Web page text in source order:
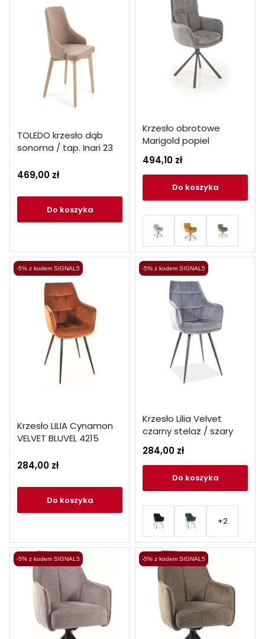
TOLEDO krzesło dąb
sonoma / tap. Inari 23
469,00 zł
do koszyka
Krzesło obrotowe
Marigold popiel
494,10 zł
do koszyka
-5% z kodem SIGNAL5
Krzesło LILIA Cynamon
VELVET BLUVEL 4215
284,00 zł
do koszyka
-5% z kodem SIGNAL5
Krzesło Lilia Velvet
czarny stelaż / szary
284,00 zł
do koszyka
+2
-5% z kodem SIGNAL5 -5% z kodem SIGNAL5